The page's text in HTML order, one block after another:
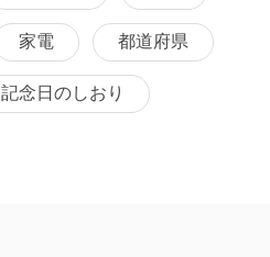
家電 都道府県
記念日のしおり